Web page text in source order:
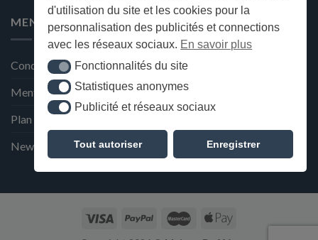
d'utilisation du site et les cookies pour la
personnalisation des publicités et connections
avec les réseaux sociaux. En savoir plus
Fonctionnalités du site
Fonctionnalités du site
Statistiques anonymes
Statistiques anonymes
Publicité et réseaux sociaux
Publicité et réseaux sociaux
Tout autoriser Enregistrer
MENU
Conditions générales de ventes
Mentions Légales et Politique de confidentialité
Plan du site
Newsletter de la Maison Deffès